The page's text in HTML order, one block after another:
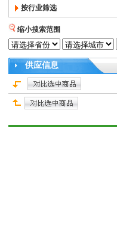
按行业筛选
缩小搜索范围
供应信息